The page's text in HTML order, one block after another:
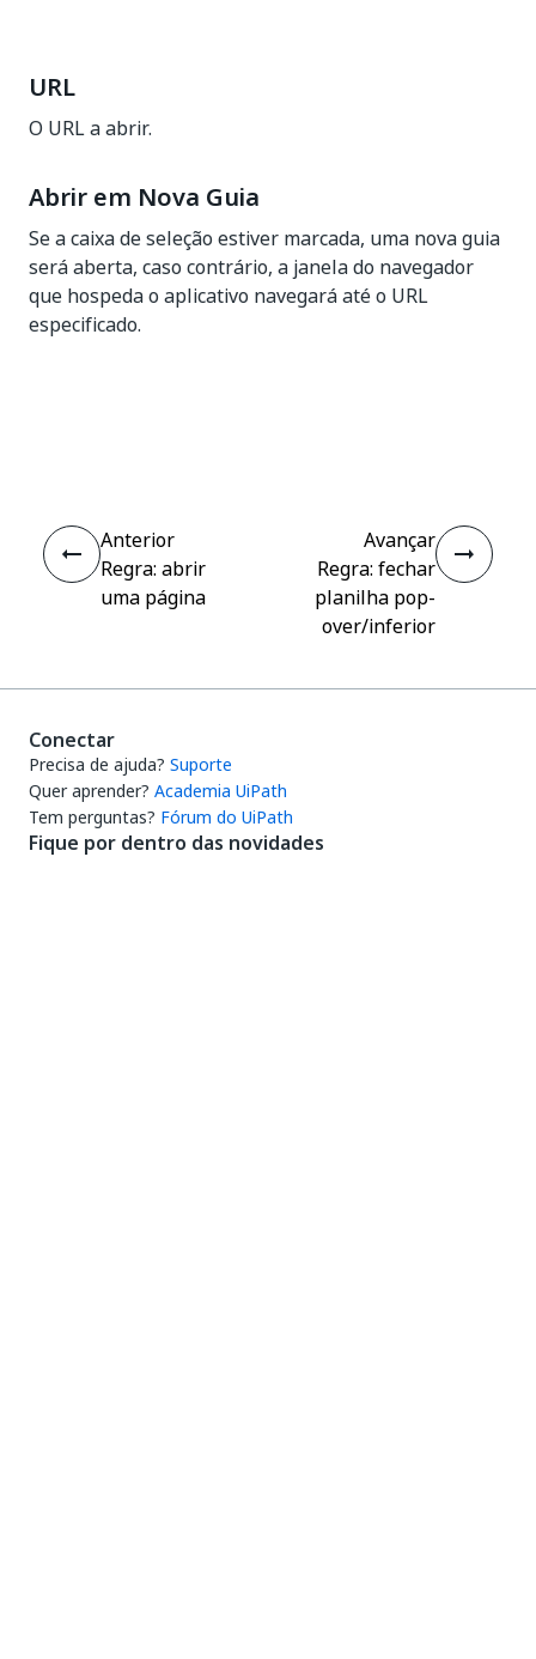
URL
O URL a abrir.
Abrir em Nova Guia
Se a caixa de seleção estiver marcada, uma nova guia
será aberta, caso contrário, a janela do navegador
que hospeda o aplicativo navegará até o URL
especificado.
Anterior
Regra: abrir
uma página
Avançar
Regra: fechar
planilha pop-
over/inferior
Conectar
Precisa de ajuda? Suporte
Quer aprender? Academia UiPath
Tem perguntas? Fórum do UiPath
Fique por dentro das novidades